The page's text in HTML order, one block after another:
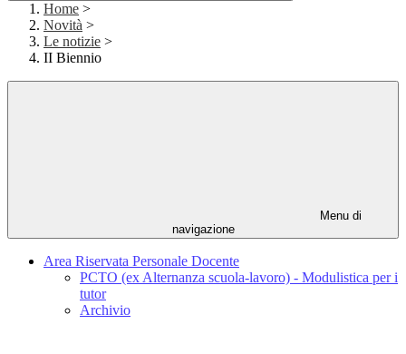
Home >
Novità >
Le notizie >
II Biennio
Menu di
navigazione
Area Riservata Personale Docente
PCTO (ex Alternanza scuola-lavoro) - Modulistica per i
tutor
Archivio